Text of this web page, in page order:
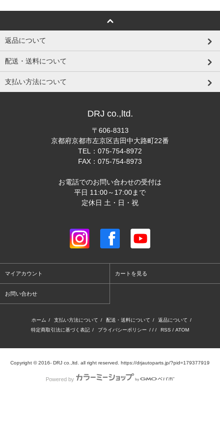
返品について
配送・送料について
支払い方法について
DRJ co.,ltd.
〒606-8313
京都府京都市左京区吉田中大路町22番
TEL：075-754-8972
FAX：075-754-8973
お電話でのお問い合わせの受付は
平日 11:00～17:00まで
定休日 土・日・祝
マイアカウント カートを見る
お問い合わせ
ホーム / 支払い方法について / 配送・送料について / 返品について /
特定商取引法に基づく表記 / プライバシーポリシー / / / RSS / ATOM
Copyright © 2016- DRJ co.,ltd. all right reserved. https://drjautoparts.jp/?pid=179377919
Powered by